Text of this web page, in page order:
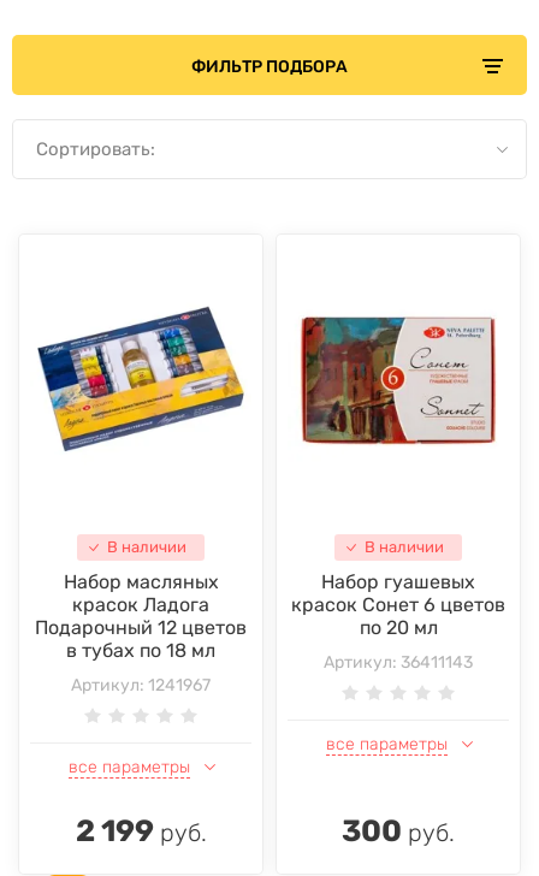
ФИЛЬТР ПОДБОРА
Сортировать:
В наличии
Набор масляных
красок Ладога
Подарочный 12 цветов
в тубах по 18 мл
Артикул: 1241967
все параметры
2 199руб.
В наличии
Набор гуашевых
красок Сонет 6 цветов
по 20 мл
Артикул: 36411143
все параметры
300 руб.